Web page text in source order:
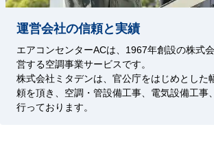
運営会社の信頼と実績
エアコンセンターACは、1967年創設の株式
営する空調事業サービスです。
株式会社ミタデンは、官公庁をはじめとした
頼を頂き、空調・管設備工事、電気設備工事
行っております。